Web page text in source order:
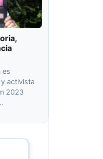
es
activista
2023